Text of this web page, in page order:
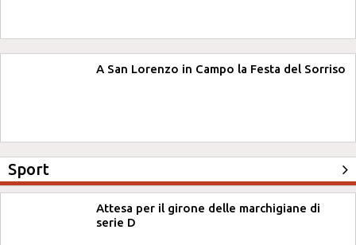
A San Lorenzo in Campo la Festa del Sorriso
Sport
Attesa per il girone delle marchigiane di
serie D